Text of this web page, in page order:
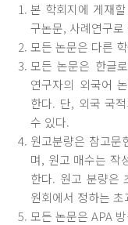
본 학회지에 게재
구논문, 사례연구로
모든 논문은 다른
모든 논문은 한글
연구자의 외국어
한다. 단, 외국 국
수 있다.
원고분량은 참고
며, 원고 매수는 작
한다. 원고 분량은
원회에서 정하는
모든 논문은 APA